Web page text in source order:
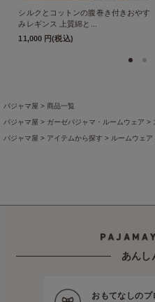
シルクとコットンの腹巻き付きおやす
みレギンス 上質綿と...
11,000 円(税込)
パジャマ屋 商品一覧
パジャマ屋 ガーゼパジャマ・ルームウェア
パジャマ屋 アイテムから探す ルームウェア
あんし
おもてなしのプ